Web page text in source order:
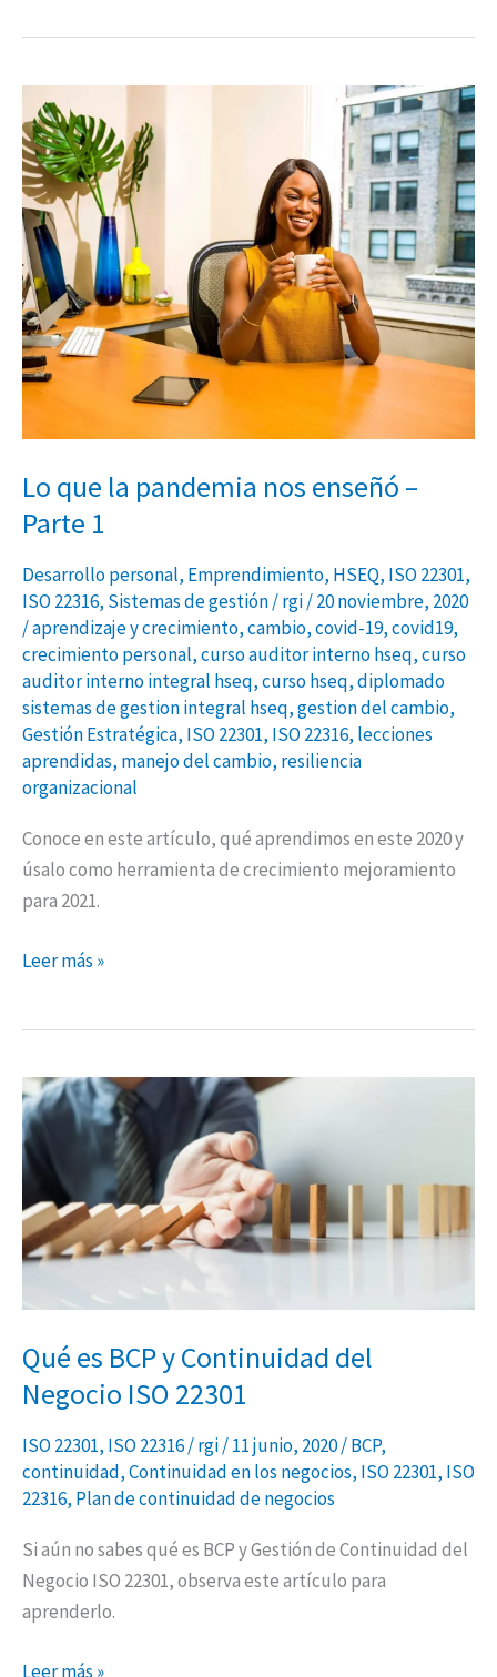
Lo que la pandemia nos enseñó –
Parte 1
Desarrollo personal, Emprendimiento, HSEQ, ISO 22301,
ISO 22316, Sistemas de gestión/rgi/20 noviembre, 2020
/aprendizaje y crecimiento,cambio,covid-19,covid19,
crecimiento personal,curso auditor interno hseq,curso
auditor interno integral hseq,curso hseq,diplomado
sistemas de gestion integral hseq,gestion del cambio,
Gestión Estratégica, ISO 22301, ISO 22316, lecciones
aprendidas, manejo del cambio, resiliencia
organizacional
Conoce en este artículo, qué aprendimos en este 2020 y
úsalo como herramienta de crecimiento mejoramiento
para 2021.
que
la
pandemia
nos
enseñó
–
Parte
1
Leer más »
Qué es BCP y Continuidad del
Negocio ISO 22301
ISO 22301, ISO 22316/rgi/11 junio, 2020/BCP,
continuidad,Continuidad en los negocios, ISO 22301, ISO
22316, Plan de continuidad de negocios
Si aún no sabes qué es BCP y Gestión de Continuidad del
Negocio ISO 22301, observa este artículo para
aprenderlo.
Qué
es
BCP
y
Continuidad
del
ISO
Leer más »